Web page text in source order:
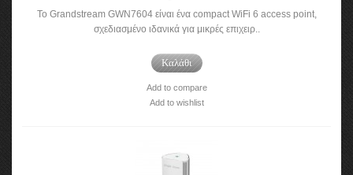
To Grandstream GWN7604 είναι ένα compact WiFi 6 access point,
σχεδιασμένο ιδανικά για μικρές επιχειρ..
Καλάθι
Add to compare
Add to wishlist